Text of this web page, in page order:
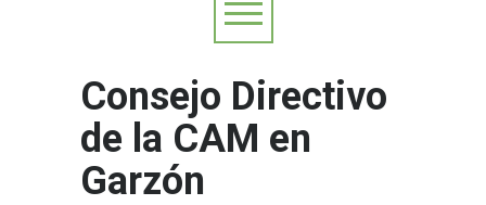
Consejo Directivo
de la CAM en
Garzón